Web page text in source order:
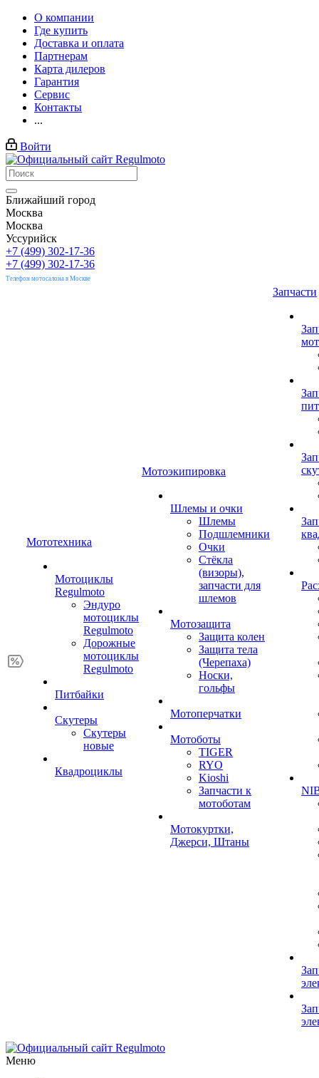
О компании
Где купить
Доставка и оплата
Партнерам
Карта дилеров
Гарантия
Сервис
Контакты
...
Войти
Ближайший город
Москва
Москва
Уссурийск
+7 (499) 302-17-36
+7 (499) 302-17-36
Телефон мотосалона в Москве
Мототехника
Мотоциклы
Regulmoto
Эндуро
мотоциклы
Regulmoto
Дорожные
мотоциклы
Regulmoto
Питбайки
Скутеры
Скутеры
новые
Квадроциклы
Мотоэкипировка
Шлемы и очки
Шлемы
Подшлемники
Очки
Стёкла
(визоры),
запчасти для
шлемов
Мотозащита
Защита колен
Защита тела
(Черепаха)
Носки,
гольфы
Мотоперчатки
Мотоботы
TIGER
RYO
Kioshi
Запчасти к
мотоботам
Мотокуртки,
Джерси, Штаны
Запчасти
Меню